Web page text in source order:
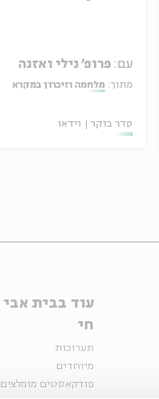
עם: פרופ' נילי ואזנה
מתוך: מלחמה וזיכרון במקרא
סדר בוקר וידאו
עוד בבית אבי
חי
תערוכות
מיוחדים
פודקאסטים מומלצים